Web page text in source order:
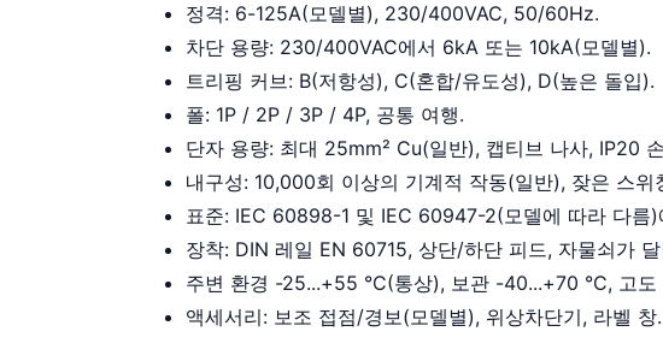
정격: 6-125A(모델별), 230/400VAC, 50/60Hz.
차단 용량: 230/400VAC에서 6kA 또는 10kA(모델별).
트리핑 커브: B(저항성), C(혼합/유도성), D(높은 돌입).
폴: 1P / 2P / 3P / 4P, 공통 여행.
단자 용량: 최대 25mm² Cu(일반), 캡티브 나사, IP20
내구성: 10,000회 이상의 기계적 작동(일반), 잦은 스
표준: IEC 60898-1 및 IEC 60947-2(모델에 따라 다름)
장착: DIN 레일 EN 60715, 상단/하단 피드, 자물쇠가
주변 환경 -25...+55 °C(통상), 보관 -40...+70 °C, 고
액세서리: 보조 접점/경보(모델별), 위상차단기, 라벨 창.